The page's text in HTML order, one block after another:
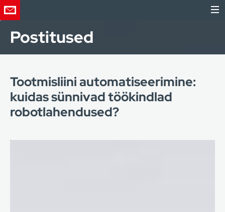
Postitused
Tootmisliini automatiseerimine:
kuidas sünnivad töökindlad
robotlahendused?